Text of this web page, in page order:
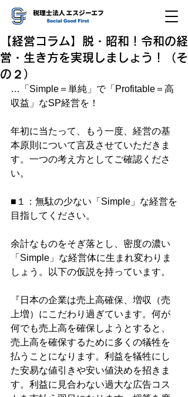
【経営コラム】脱・昭和！令和の経
営・生き方を実現しましょう！（そ
の２）
…「Simple＝単純」で「Profitable＝高
収益」なSP経営を！
年初に当たって、もう一度、経営の基
本原則について言及させていただきま
す。一つの考え方としてご確認くださ
い。
■１：無駄の少ない「Simple」な経営を
目指してください。
余計なものをそぎ落とし、密度の濃い
「Simple」な経営体に生まれ変わりま
しょう。以下の仮説を持っています。
『日本の企業は売上高確保、増収（売
上増）にこだわり過ぎています。何が
何でも売上高を確保しようとすると、
売上高を確保するために多くの犠牲を
払うことになります。利益を犠牲にし
た安易な値引きや安い値決めを招きま
す。利益に見合わない過大な広告コス